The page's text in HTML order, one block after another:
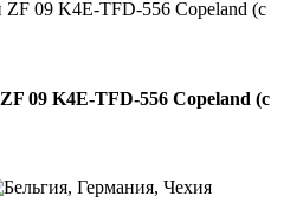
09 K4E-TFD-556 Copeland (с